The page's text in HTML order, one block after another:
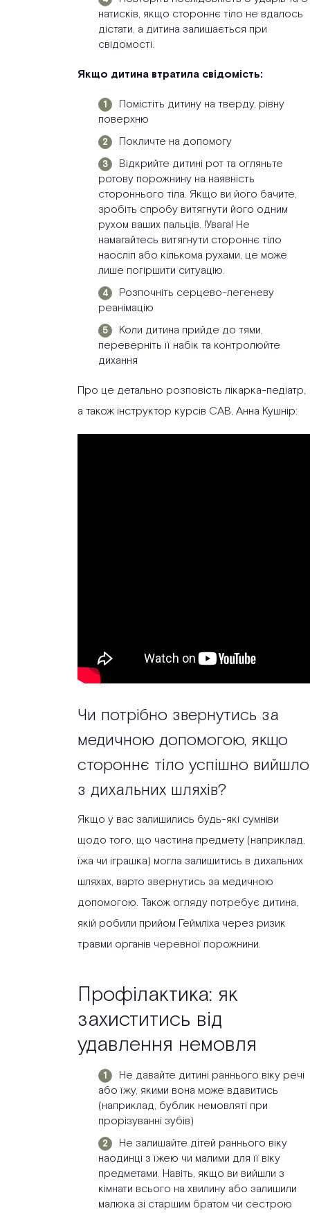
натисків, якщо стороннє тіло не вдалось
дістати, а дитина залишається при
свідомості.
Якщо дитина втратила свідомість:
Помістіть дитину на тверду, рівну
поверхню
Покличте на допомогу
Відкрийте дитині рот та огляньте
ротову порожнину на наявність
стороннього тіла. Якщо ви його бачите,
зробіть спробу витягнути його одним
рухом ваших пальців. !Увага! Не
намагайтесь витягнути стороннє тіло
наосліп або кількома рухами, це може
лише погіршити ситуацію.
Розпочніть серцево-легеневу
реанімацію
Коли дитина прийде до тями,
переверніть її набік та контролюйте
дихання
Про це детально розповість лікарка-педіатр,
а також інструктор курсів CAB, Анна Кушнір:
Чи потрібно звернутись за
медичною допомогою, якщо
стороннє тіло успішно вийшло
з дихальних шляхів?
Якщо у вас залишились будь-які сумніви
щодо того, що частина предмету (наприклад,
їжа чи іграшка) могла залишитись в дихальних
шляхах, варто звернутись за медичною
допомогою. Також огляду потребує дитина,
якій робили прийом Геймліха через ризик
травми органів черевної порожнини.
Профілактика: як
захиститись від
удавлення немовля
Не давайте дитині раннього віку речі
або їжу, якими вона може вдавитись
(наприклад, бублик немовляті при
прорізуванні зубів)
Не залишайте дітей раннього віку
наодинці з їжею чи малими для її віку
предметами. Навіть, якщо ви вийшли з
кімнати всього на хвилину або залишили
малюка зі старшим братом чи сестрою